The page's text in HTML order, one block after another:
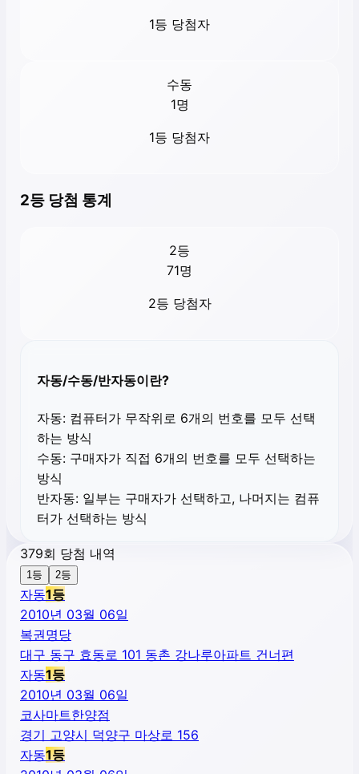
1등 당첨자
수동
1명
1등 당첨자
2등 당첨 통계
2등
71명
2등 당첨자
자동/수동/반자동이란?
자동: 컴퓨터가 무작위로 6개의 번호를 모두 선택
하는 방식
수동: 구매자가 직접 6개의 번호를 모두 선택하는
방식
반자동: 일부는 구매자가 선택하고, 나머지는 컴퓨
터가 선택하는 방식
379회 당첨 내역
1등 2등
자동1등
2010년 03월 06일
복권명당
대구 동구 효동로 101 동촌 강나루아파트 건너편
자동1등
2010년 03월 06일
코사마트한양점
경기 고양시 덕양구 마상로 156
자동1등